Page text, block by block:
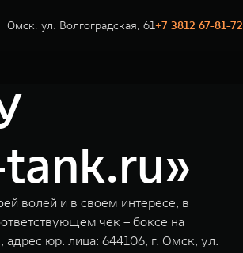
Омск, ул. Волгоградская, 61+7 3812 67-81-72
волей и в своем интересе, в
чек – боксе на
юр. лица: 644106, г. Омск, ул.